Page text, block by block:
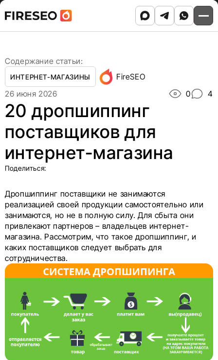
Skip
toСсылки
хлебных
Ссылки
хлебных
20 дропшиппинг поставщиков для интернет-
Содержание статьи:
ИНТЕРНЕТ-МАГАЗИНЫ
FireSEO
26 июня 2026
0 4
20 дропшиппинг
поставщиков для
интернет-магазина
Поделиться:
Дропшиппинг поставщики не занимаются
реализацией своей продукции самостоятельно или
занимаются, но не в полную силу. Для сбыта они
привлекают партнеров – владельцев интернет-
магазина. Рассмотрим, что такое дропшиппинг, и
каких поставщиков следует выбрать для
сотрудничества.